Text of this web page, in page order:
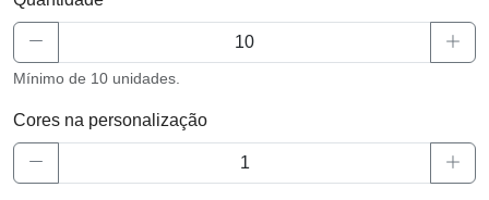
Mínimo de 10 unidades.
Cores na personalização